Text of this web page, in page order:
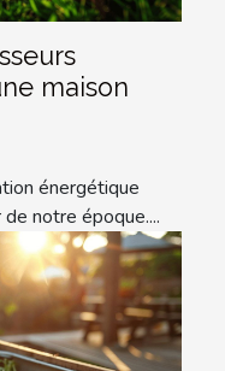
maison
énergétique
notre époque....